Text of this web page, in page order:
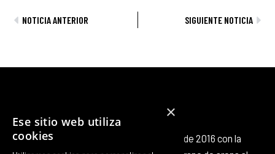
AntNOTICIA ANTERIOR SIGUIENTE NOTICIA
Octubre Producciones nace en octubre de 2016 con la
×
Ese sitio web utiliza
cookies